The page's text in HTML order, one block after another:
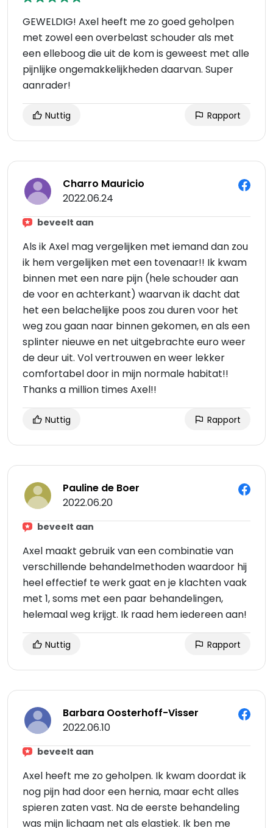
GEWELDIG! Axel heeft me zo goed geholpen
met zowel een overbelast schouder als met
een elleboog die uit de kom is geweest met alle
pijnlijke ongemakkelijkheden daarvan. Super
aanrader!
Nuttig Rapport
Charro Mauricio
2022.06.24
beveelt aan
Als ik Axel mag vergelijken met iemand dan zou
ik hem vergelijken met een tovenaar!! Ik kwam
binnen met een nare pijn (hele schouder aan
de voor en achterkant) waarvan ik dacht dat
het een belachelijke poos zou duren voor het
weg zou gaan naar binnen gekomen, en als een
splinter nieuwe en net uitgebrachte euro weer
de deur uit. Vol vertrouwen en weer lekker
comfortabel door in mijn normale habitat!!
Thanks a million times Axel!!
Nuttig Rapport
Pauline de Boer
2022.06.20
beveelt aan
Axel maakt gebruik van een combinatie van
verschillende behandelmethoden waardoor hij
heel effectief te werk gaat en je klachten vaak
met 1, soms met een paar behandelingen,
helemaal weg krijgt. Ik raad hem iedereen aan!
Nuttig Rapport
Barbara Oosterhoff-Visser
2022.06.10
beveelt aan
Axel heeft me zo geholpen. Ik kwam doordat ik
nog pijn had door een hernia, maar echt alles
spieren zaten vast. Na de eerste behandeling
was mijn lichaam net als elastiek. Ik ben me